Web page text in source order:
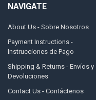
NAVIGATE
About Us - Sobre Nosotros
Payment Instructions -
Instrucciones de Pago
Shipping & Returns - Envíos y
Devoluciones
Contact Us - Contáctenos